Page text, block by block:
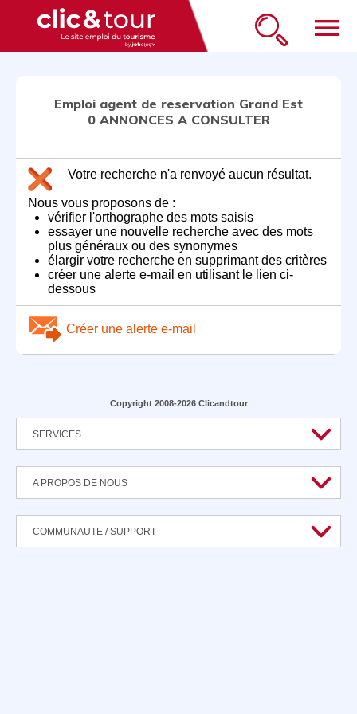
menu
Emploi agent de reservation Grand Est
0 ANNONCES A CONSULTER
Votre recherche n'a renvoyé aucun résultat.
Nous vous proposons de :
vérifier l'orthographe des mots saisis
essayer une nouvelle recherche avec des mots
plus généraux ou des synonymes
élargir votre recherche en supprimant des critères
créer une alerte e-mail en utilisant le lien ci-
dessous
Créer une alerte e-mail
Copyright 2008-2026 Clicandtour
SERVICES
A PROPOS DE NOUS
COMMUNAUTE / SUPPORT